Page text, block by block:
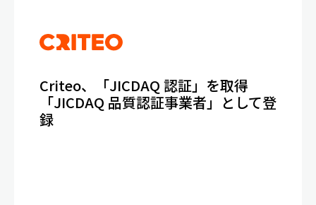
Criteo、「JICDAQ 認証」を取得
「JICDAQ 品質認証事業者」として登
録